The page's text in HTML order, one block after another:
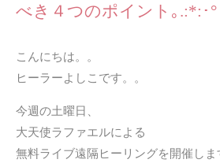
べき４つのポイント｡.:*:･°
こんにちは。。
ヒーラーよしこです。。
今週の土曜日、
大天使ラファエルによる
無料ライブ遠隔ヒーリングを開催しま